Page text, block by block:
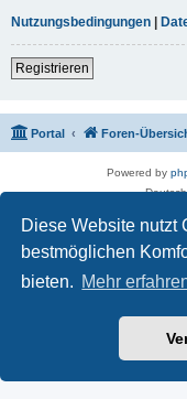
Diese Website nutzt
bestmöglichen
bieten. Mehr
Nutzungsbedingungen |
Registrieren
Portal Foren-
Powered by